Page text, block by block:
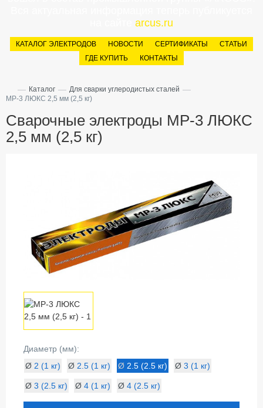
arcus.ru
КАТАЛОГ ЭЛЕКТРОДОВ НОВОСТИ СЕРТИФИКАТЫ
СТАТЬИ
ГДЕ КУПИТЬ
КОНТАКТЫ
— Каталог — Для сварки углеродистых сталей —
МР-3 ЛЮКС 2,5 мм (2,5 кг)
Сварочные электроды МР-3 ЛЮКС
2,5 мм (2,5 кг)
Диаметр (мм):
Ø 2 (1 кг) Ø 2.5 (1 кг) Ø 2.5 (2.5 кг) Ø 3 (1 кг)
Ø 3 (2.5 кг) Ø 4 (1 кг) Ø 4 (2.5 кг)